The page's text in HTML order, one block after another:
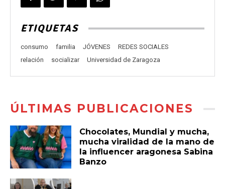
ETIQUETAS
consumo familia JÓVENES
REDES SOCIALES
relación
socializar Universidad de Zaragoza
ÚLTIMAS PUBLICACIONES
Chocolates, Mundial y mucha,
mucha viralidad de la mano de
la influencer aragonesa Sabina
Banzo